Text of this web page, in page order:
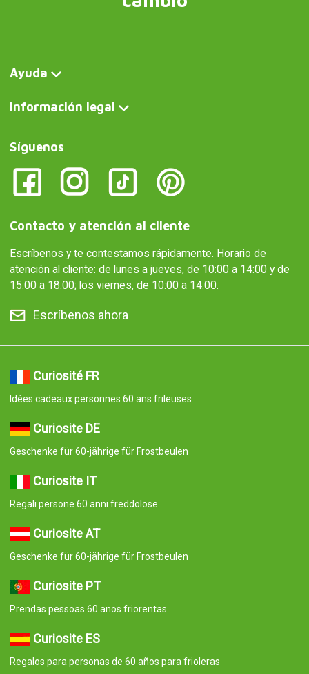
Ayuda
Información legal
Síguenos
Contacto y atención al cliente
Escríbenos y te contestamos rápidamente. Horario de
atención al cliente: de lunes a jueves, de 10:00 a 14:00 y de
15:00 a 18:00; los viernes, de 10:00 a 14:00.
Escríbenos ahora
Curiosité FR
Idées cadeaux personnes 60 ans frileuses
Curiosite DE
Geschenke für 60-jährige für Frostbeulen
Curiosite IT
Regali persone 60 anni freddolose
Curiosite AT
Geschenke für 60-jährige für Frostbeulen
Curiosite PT
Prendas pessoas 60 anos friorentas
Curiosite ES
Regalos para personas de 60 años para frioleras